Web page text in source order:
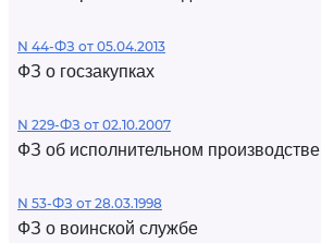
N 44-ФЗ от 05.04.2013
ФЗ о госзакупках
N 229-ФЗ от 02.10.2007
ФЗ об исполнительном производстве
N 53-ФЗ от 28.03.1998
ФЗ о воинской службе